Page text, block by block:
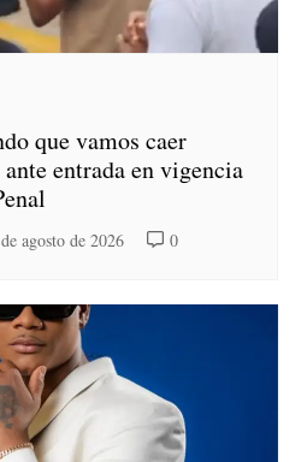
que vamos caer
entrada en vigencia
agosto de 2026 0